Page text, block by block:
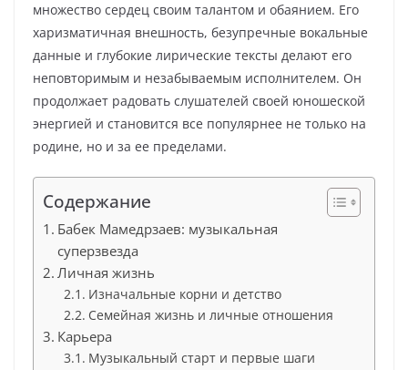
множество сердец своим талантом и обаянием. Его
харизматичная внешность, безупречные вокальные
данные и глубокие лирические тексты делают его
неповторимым и незабываемым исполнителем. Он
продолжает радовать слушателей своей юношеской
энергией и становится все популярнее не только на
родине, но и за ее пределами.
Содержание
Бабек Мамедрзаев: музыкальная
суперзвезда
Личная жизнь
Изначальные корни и детство
Семейная жизнь и личные отношения
Карьера
Музыкальный старт и первые шаги